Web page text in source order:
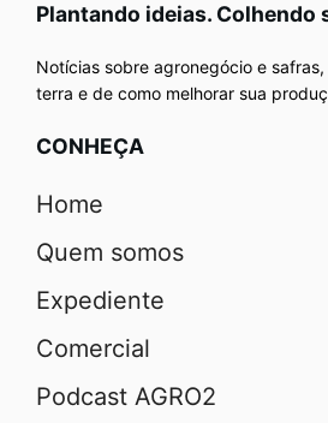
Plantando ideias. Colhendo
Notícias sobre agronegócio e
terra e de como melhorar sua
CONHEÇA
Home
Quem somos
Expediente
Comercial
Podcast AGRO2